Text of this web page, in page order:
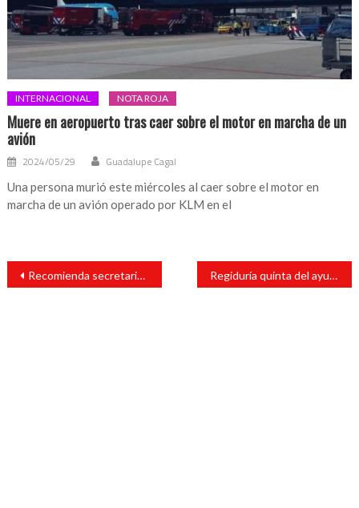
INTERNACIONAL NOTA ROJA
Muere en aeropuerto tras caer sobre el motor en marcha de un
avión
2024/05/29 Guadalupe Cagal
Una persona murió este miércoles al caer sobre el motor en
marcha de un avión operado por KLM en el
Navegación
entradas
Recomienda secretario de salud a reporteros trabajar desde casa Regiduría quinta del ayuntamiento de San Andrés Tuxtla asegura que las solicitudes de apoyo han aumentado